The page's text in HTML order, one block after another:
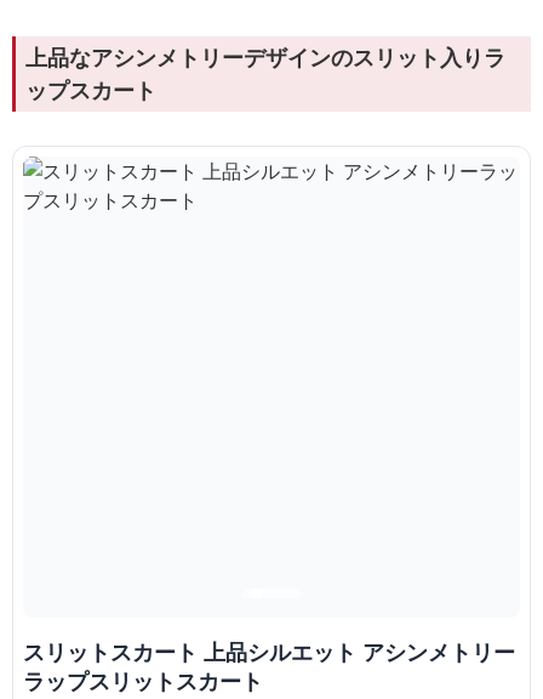
上品なアシンメトリーデザインのスリット入りラ
ップスカート
スリットスカート 上品シルエット アシンメトリー
ラップスリットスカート